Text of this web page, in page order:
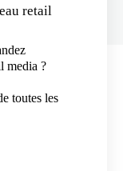
retail
media ?
toutes les